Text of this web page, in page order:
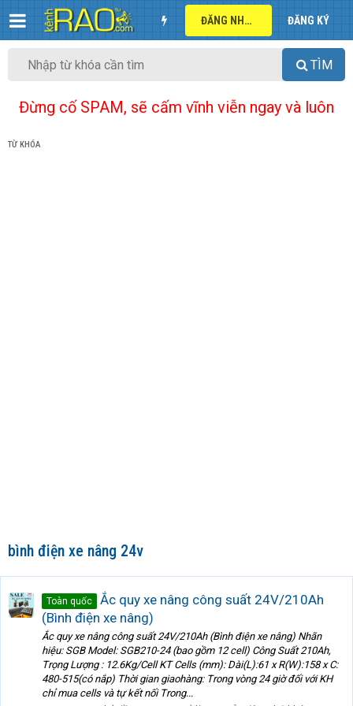
ĐĂNG NHẬP ĐĂNG KÝ
TÌM
Đừng cố SPAM, sẽ cấm vĩnh viễn ngay và luôn
TỪ KHÓA
bình điện xe nâng 24v
Toàn quốc
Ắc quy xe nâng công suất 24V/210Ah
(Bình điện xe nâng)
Ắc quy xe nâng công suất 24V/210Ah (Bình điện xe nâng) Nhãn
hiệu: SGB Model: SGB210-24 (bao gồm 12 cell) Công Suất 210Ah,
Trọng Lượng : 12.6Kg/Cell KT Cells (mm): Dài(L):61 x R(W):158 x C:
480-515(có nắp) Thời gian giaohàng: Trong vòng 24 giờ đối với KH
chỉ mua cells và tự kết nối Trong...